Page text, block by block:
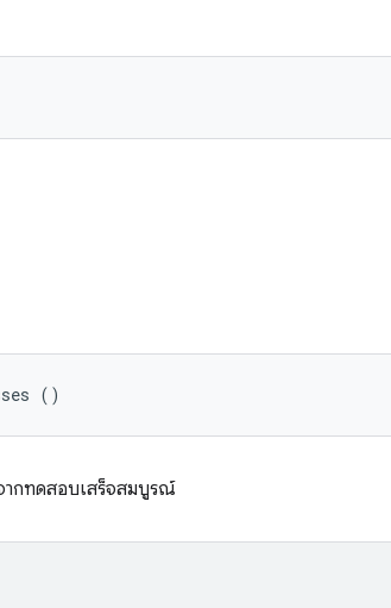
()
ากทดสอบเสร็จสมบูรณ์